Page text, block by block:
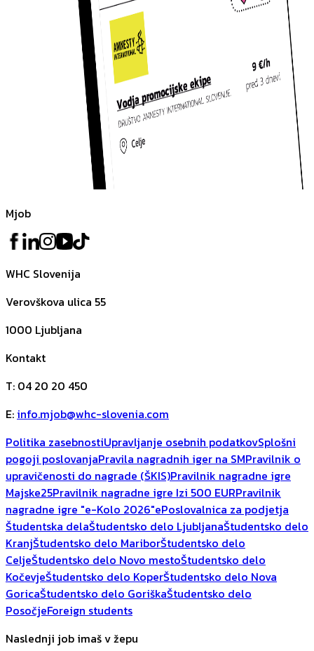
Mjob
WHC Slovenija
Verovškova ulica 55
1000 Ljubljana
Kontakt
T: 04 20 20 450
E: info.mjob@whc-slovenia.com
Politika zasebnostiUpravljanje osebnih podatkovSplošni
pogoji poslovanjaPravila nagradnih iger na SMPravilnik o
upravičenosti do nagrade (ŠKIS)Pravilnik nagradne igre
Majske25Pravilnik nagradne igre Izi 500 EURPravilnik
nagradne igre "e-Kolo 2026"ePoslovalnica za podjetja
Študentska delaŠtudentsko delo LjubljanaŠtudentsko delo
KranjŠtudentsko delo MariborŠtudentsko delo
CeljeŠtudentsko delo Novo mestoŠtudentsko delo
KočevjeŠtudentsko delo KoperŠtudentsko delo Nova
GoricaŠtudentsko delo GoriškaŠtudentsko delo
PosočjeForeign students
Naslednji job imaš v žepu